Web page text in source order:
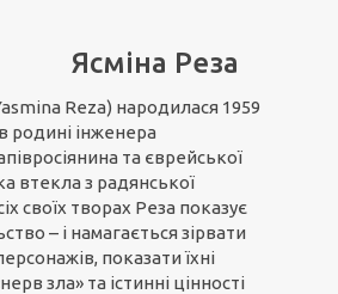
Ясміна Реза
Reza) народилася 1959
родині інженера
та єврейської
втекла з радянської
своїх творах Реза показує
– і намагається зірвати
показати їхні
зла» та істинні цінності